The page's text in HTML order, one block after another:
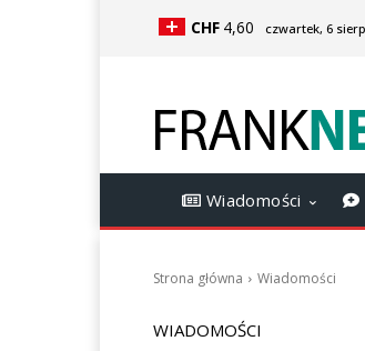
CHF 4,60 czwartek, 6
Wiadomości
Strona główna Wiadomości
WIADOMOŚCI